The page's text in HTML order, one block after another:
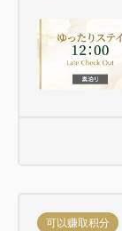
可以赚取积分